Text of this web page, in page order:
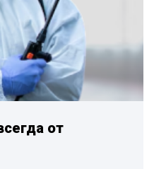
от